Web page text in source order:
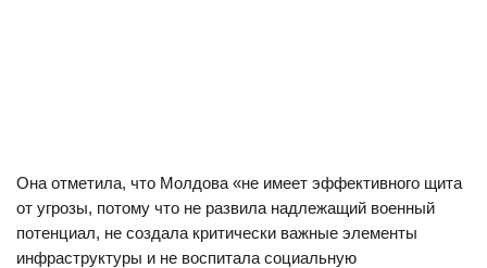
Она отметила, что Молдова «не имеет эффективного щита
от угрозы, потому что не развила надлежащий военный
потенциал, не создала критически важные элементы
инфраструктуры и не воспитала социальную